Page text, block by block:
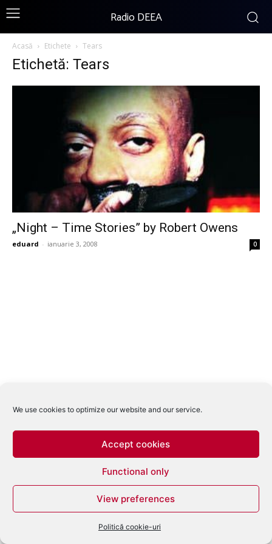
We use cookies to optimize our website and our service.
Accept cookies
Functional only
View preferences
Politică cookie-uri
Radio DEEA
Acasă Etichete Tears
Etichetă: Tears
„Night – Time Stories” by Robert Owens
eduard - ianuarie 3, 2008 0